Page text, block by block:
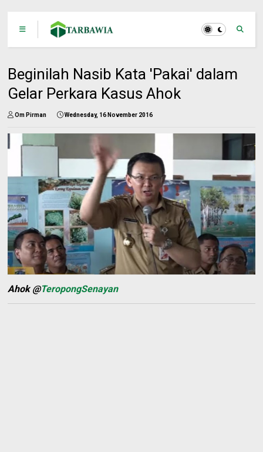
Beginilah Nasib Kata 'Pakai' dalam
Gelar Perkara Kasus Ahok
Om Pirman Wednesday, 16 November 2016
Ahok @TeropongSenayan